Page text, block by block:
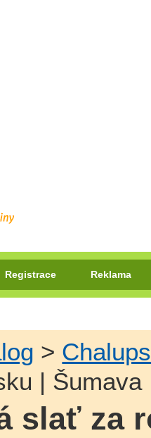
Registrace Reklama
>
| Šumava
slať za